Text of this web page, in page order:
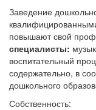
Заведение
повышают свой
специалисты:
воспитательный
содержательно, в
дошкольного
Собственность: